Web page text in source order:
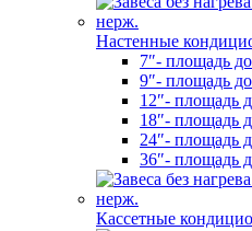
Настенные
7″- площадь
9″- площадь
12″- площадь
18″- площадь
24″- площадь
36″- площадь
Кассетные